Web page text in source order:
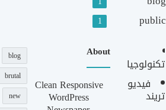
public
1
تكنولوجيا
فيديو
تريند
About
Clean Responsive
WordPress
blog
brutal
new